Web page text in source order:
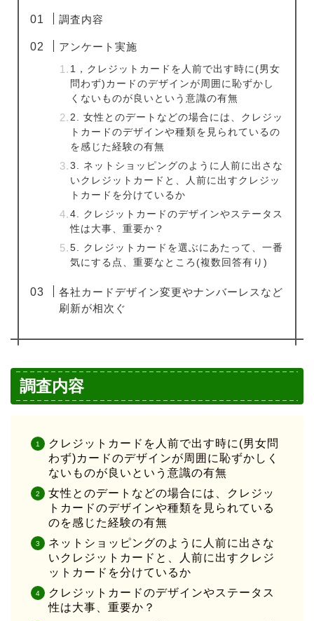
調査内容
アンケート実施
1，クレジットカードを人前で出す時に(男女
問わず)カードのデザインが周囲に恥ずかし
くないものが良いという意識の有無
2. 女性とのデートなどの場合には、クレジッ
トカードのデザインや種類を見られているの
を感じた経験の有無
3. ネットショッピングのように人前に出さな
いクレジットカードと、人前に出すクレジッ
トカードを分けているか
4. クレジットカードのデザインやステータス
性は大事、重要か？
5. クレジットカードを選ぶにあたって、一番
気にする点、重要なところ(複数回答有り)
各社カードデザイン変更やナンバーレスなど
刷新が相次ぐ
調査内容
クレジットカードを人前で出す時に(男女問
わず)カードのデザインが周囲に恥ずかしく
ないものが良いという意識の有無
女性とのデートなどの場合には、クレジッ
トカードのデザインや種類を見られている
のを感じた経験の有無
ネットショッピングのように人前に出さな
いクレジットカードと、人前に出すクレジ
ットカードを分けているか
クレジットカードのデザインやステータス
性は大事、重要か？